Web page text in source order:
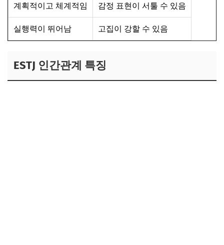
계획적이고 체계적임 감정 표현이 서툴 수 있음
실행력이 뛰어남 고집이 강할 수 있음
ESTJ 인간관계 특징